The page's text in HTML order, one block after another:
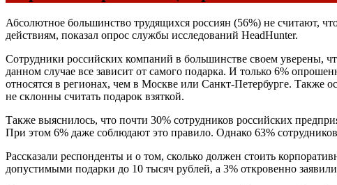
Абсолютное большинство трудящихся россиян (56%) не считают,
действиям, показал опрос службы исследований HeadHunter.
Сотрудники российских компаний в большинстве своем уверены,
данном случае все зависит от самого подарка. И только 6%
относятся в регионах, чем в Москве или Санкт-Петербурге. Также
не склонны считать подарок взяткой.
Также выяснилось, что почти 30% сотрудников российских
При этом 6% даже соблюдают это правило. Однако 63%
Рассказали респонденты и о том, сколько должен стоить
допустимыми подарки до 10 тысяч рублей, а 3% откровенно